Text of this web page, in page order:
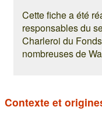
Cette fiche a été
responsables du
Charleroi du
nombreuses de
Contexte et